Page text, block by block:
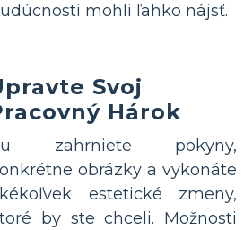
mohli ľahko nájsť.
Svoj
Hárok
zahrniete pokyny,
obrázky a vykonáte
estetické zmeny,
by ste chceli. Možnosti